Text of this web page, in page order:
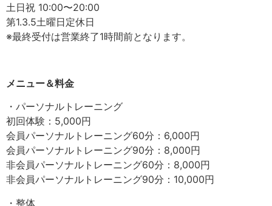
土日祝 10:00〜20:00
第1.3.5土曜日定休日
※最終受付は営業終了1時間前となります。
メニュー＆料金
・パーソナルトレーニング
初回体験：5,000円
会員パーソナルトレーニング60分：6,000円
会員パーソナルトレーニング90分：8,000円
非会員パーソナルトレーニング60分：8,000円
非会員パーソナルトレーニング90分：10,000円
・整体